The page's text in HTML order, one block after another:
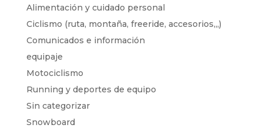
Alimentación y cuidado personal
Ciclismo (ruta, montaña, freeride, accesorios,,,)
Comunicados e información
equipaje
Motociclismo
Running y deportes de equipo
Sin categorizar
Snowboard